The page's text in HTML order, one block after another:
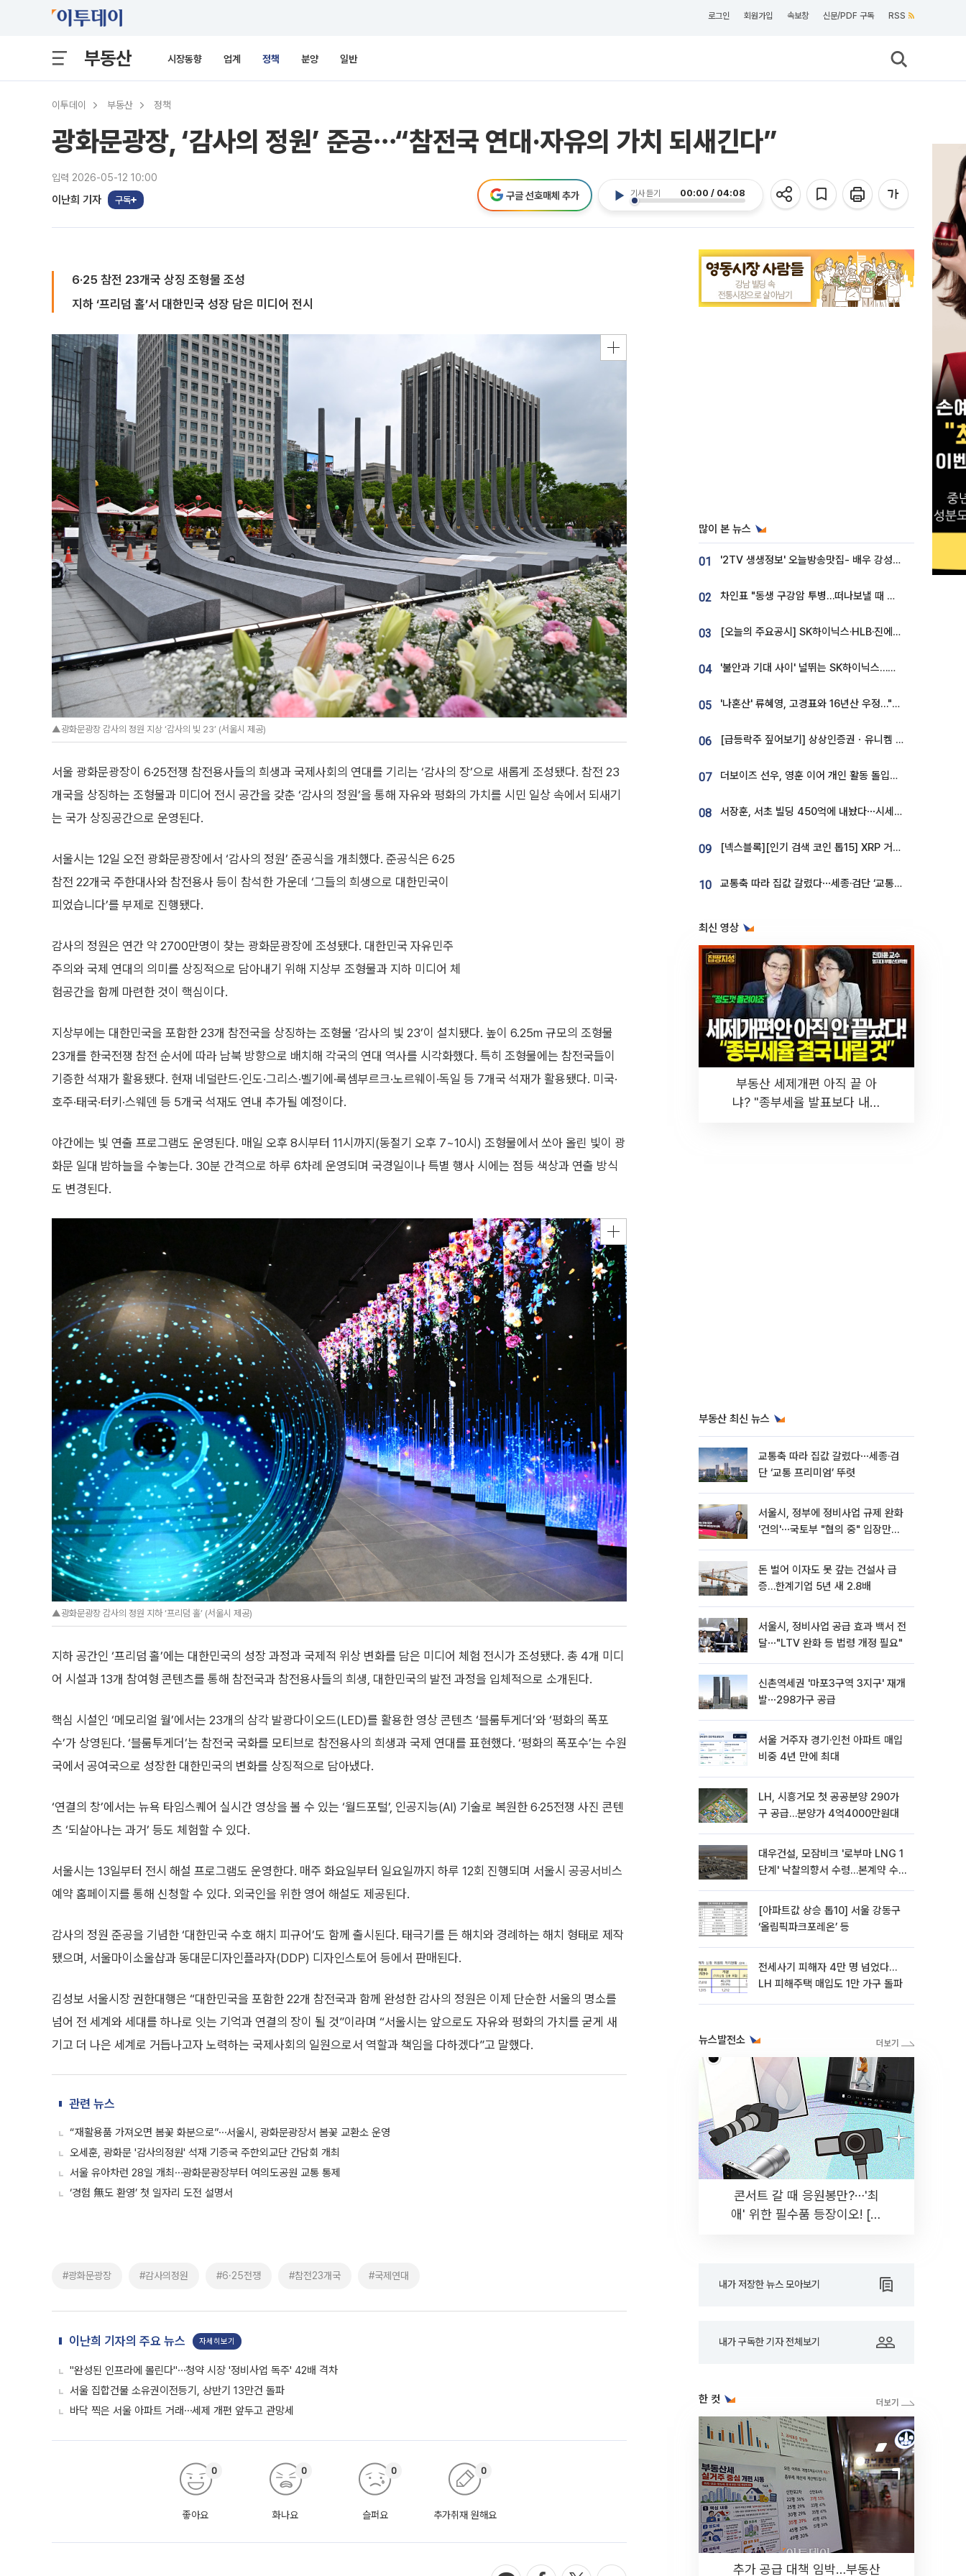
로그인 회원가입 속보창 신문/PDF 구독 RSS
부동산 시장동향 업계 정책 분양 일반
이투데이 부동산 정책
광화문광장, ‘감사의 정원’ 준공⋯“참전국 연대·자유의 가치 되새긴다”
입력 2026-05-12 10:00
이난희 기자 구독
기사 듣기 00:00 / 04:08
구글 선호매체 추가
6·25 참전 23개국 상징 조형물 조성
지하 ‘프리덤 홀’서 대한민국 성장 담은 미디어 전시
▲광화문광장 감사의 정원 지상 ‘감사의 빛 23’ (서울시 제공)
서울 광화문광장이 6·25전쟁 참전용사들의 희생과 국제사회의 연대를 기리는 ‘감사의 장’으로 새롭게 조성됐다. 참전 23
개국을 상징하는 조형물과 미디어 전시 공간을 갖춘 ‘감사의 정원’을 통해 자유와 평화의 가치를 시민 일상 속에서 되새기
는 국가 상징공간으로 운영된다.
서울시는 12일 오전 광화문광장에서 ‘감사의 정원’ 준공식을 개최했다. 준공식은 6·25
참전 22개국 주한대사와 참전용사 등이 참석한 가운데 ‘그들의 희생으로 대한민국이
피었습니다’를 부제로 진행됐다.
감사의 정원은 연간 약 2700만명이 찾는 광화문광장에 조성됐다. 대한민국 자유민주
주의와 국제 연대의 의미를 상징적으로 담아내기 위해 지상부 조형물과 지하 미디어 체
험공간을 함께 마련한 것이 핵심이다.
지상부에는 대한민국을 포함한 23개 참전국을 상징하는 조형물 ‘감사의 빛 23’이 설치됐다. 높이 6.25m 규모의 조형물
23개를 한국전쟁 참전 순서에 따라 남북 방향으로 배치해 각국의 연대 역사를 시각화했다. 특히 조형물에는 참전국들이
기증한 석재가 활용됐다. 현재 네덜란드·인도·그리스·벨기에·룩셈부르크·노르웨이·독일 등 7개국 석재가 활용됐다. 미국·
호주·태국·터키·스웨덴 등 5개국 석재도 연내 추가될 예정이다.
야간에는 빛 연출 프로그램도 운영된다. 매일 오후 8시부터 11시까지(동절기 오후 7~10시) 조형물에서 쏘아 올린 빛이 광
화문 일대 밤하늘을 수놓는다. 30분 간격으로 하루 6차례 운영되며 국경일이나 특별 행사 시에는 점등 색상과 연출 방식
도 변경된다.
▲광화문광장 감사의 정원 지하 ‘프리덤 홀’ (서울시 제공)
지하 공간인 ‘프리덤 홀’에는 대한민국의 성장 과정과 국제적 위상 변화를 담은 미디어 체험 전시가 조성됐다. 총 4개 미디
어 시설과 13개 참여형 콘텐츠를 통해 참전국과 참전용사들의 희생, 대한민국의 발전 과정을 입체적으로 소개된다.
핵심 시설인 ‘메모리얼 월’에서는 23개의 삼각 발광다이오드(LED)를 활용한 영상 콘텐츠 ‘블룸투게더’와 ‘평화의 폭포
수’가 상영된다. ‘블룸투게더’는 참전국 국화를 모티브로 참전용사의 희생과 국제 연대를 표현했다. ‘평화의 폭포수’는 수원
국에서 공여국으로 성장한 대한민국의 변화를 상징적으로 담아냈다.
‘연결의 창’에서는 뉴욕 타임스퀘어 실시간 영상을 볼 수 있는 ‘월드포털’, 인공지능(AI) 기술로 복원한 6·25전쟁 사진 콘텐
츠 ‘되살아나는 과거’ 등도 체험할 수 있다.
서울시는 13일부터 전시 해설 프로그램도 운영한다. 매주 화요일부터 일요일까지 하루 12회 진행되며 서울시 공공서비스
예약 홈페이지를 통해 신청할 수 있다. 외국인을 위한 영어 해설도 제공된다.
감사의 정원 준공을 기념한 ‘대한민국 수호 해치 피규어’도 함께 출시된다. 태극기를 든 해치와 경례하는 해치 형태로 제작
됐으며, 서울마이소울샵과 동대문디자인플라자(DDP) 디자인스토어 등에서 판매된다.
김성보 서울시장 권한대행은 “대한민국을 포함한 22개 참전국과 함께 완성한 감사의 정원은 이제 단순한 서울의 명소를
넘어 전 세계와 세대를 하나로 잇는 기억과 연결의 장이 될 것”이라며 “서울시는 앞으로도 자유와 평화의 가치를 굳게 새
기고 더 나은 세계로 거듭나고자 노력하는 국제사회의 일원으로서 역할과 책임을 다하겠다”고 말했다.
관련 뉴스
“재활용품 가져오면 봄꽃 화분으로”⋯서울시, 광화문광장서 봄꽃 교환소 운영
오세훈, 광화문 '감사의정원' 석재 기증국 주한외교단 간담회 개최
서울 유아차런 28일 개최⋯광화문광장부터 여의도공원 교통 통제
‘경험 無도 환영’ 첫 일자리 도전 설명서
#광화문광장 #감사의정원 #6·25전쟁 #참전23개국 #국제연대
이난희 기자의 주요 뉴스 자세히보기
"완성된 인프라에 몰린다"⋯청약 시장 '정비사업 독주' 42배 격차
서울 집합건물 소유권이전등기, 상반기 13만건 돌파
바닥 찍은 서울 아파트 거래⋯세제 개편 앞두고 관망세
좋아요
0
화나요
0
슬퍼요
0
추가취재 원해요
0
많이 본 뉴스
01 '2TV 생생정보' 오늘방송맛집- 배우 강성진 단골! 쌀국수ㆍ푸팟퐁 커리 맛집 '블○○○'
02 차인표 "동생 구강암 투병…떠나보낼 때 가장 힘들었다”
03 [오늘의 주요공시] SK하이닉스·HLB·진에어·포스코홀딩스·네이버·대우건설 등
04 '불안과 기대 사이' 널뛰는 SK하이닉스…증권가 "HBM4·LTA 기반 펀터멘털 견고"
05 '나혼산' 류혜영, 고경표와 16년산 우정…"자취방서 부모님과 마주쳐"
06 [급등락주 짚어보기] 상상인증권ㆍ유니켐 2연속, 본느 6연속 ‘상한가’⋯M&A 훈풍 분 증시
07 더보이즈 선우, 영훈 이어 개인 활동 돌입⋯앳에어리어와 전속계약
08 서장훈, 서초 빌딩 450억에 내놨다⋯시세차익은
09 [넥스블록][인기 검색 코인 톱15] XRP 거래량 14억달러…ETHGas 급등·Bless 급락…고변동 알트 부각
10 교통축 따라 집값 갈렸다⋯세종·검단 ‘교통 프리미엄’ 뚜렷
최신 영상
부동산 세제개편 아직 끝 아
냐? "종부세율 발표보다 내릴
부동산 최신 뉴스
교통축 따라 집값 갈렸다⋯세종·검
단 ‘교통 프리미엄’ 뚜렷
서울시, 정부에 정비사업 규제 완화
'건의'⋯국토부 "협의 중" 입장만
돈 벌어 이자도 못 갚는 건설사 급
증…한계기업 5년 새 2.8배
서울시, 정비사업 공급 효과 백서 전
달⋯"LTV 완화 등 법령 개정 필요"
신촌역세권 '마포3구역 3지구' 재개
발⋯298가구 공급
서울 거주자 경기·인천 아파트 매입
비중 4년 만에 최대
LH, 시흥거모 첫 공공분양 290가
구 공급…분양가 4억4000만원대
대우건설, 모잠비크 '로부마 LNG 1
단계' 낙찰의향서 수령…본계약 수
[아파트값 상승 톱10] 서울 강동구
‘올림픽파크포레온’ 등
전세사기 피해자 4만 명 넘었다…
LH 피해주택 매입도 1만 가구 돌파
뉴스발전소
콘서트 갈 때 응원봉만?⋯'최
애' 위한 필수품 등장이오! [솔
내가 저장한 뉴스 모아보기
내가 구독한 기자 전체보기
한 컷
추가 공급 대책 임박…부동산